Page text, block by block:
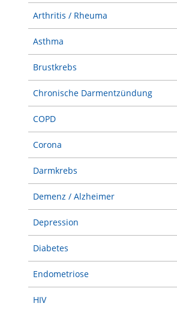
Arthritis / Rheuma
Asthma
Brustkrebs
Chronische Darmentzündung
COPD
Corona
Darmkrebs
Demenz / Alzheimer
Depression
Diabetes
Endometriose
HIV